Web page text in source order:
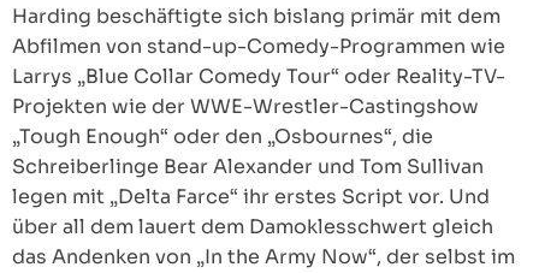
Harding beschäftigte sich bislang primär mit dem
Abfilmen von stand-up-Comedy-Programmen wie
Larrys „Blue Collar Comedy Tour“ oder Reality-TV-
Projekten wie der WWE-Wrestler-Castingshow
„Tough Enough“ oder den „Osbournes“, die
Schreiberlinge Bear Alexander und Tom Sullivan
legen mit „Delta Farce“ ihr erstes Script vor. Und
über all dem lauert dem Damoklesschwert gleich
das Andenken von „In the Army Now“, der selbst im